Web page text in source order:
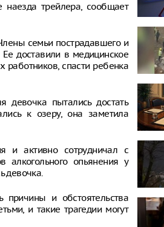
наезда трейлера, сообщает
семьи пострадавшего и
доставили в медицинское
спасти ребенка
девочка пытались достать
к озеру, она заметила
и активно сотрудничал с
алкогольного опьянения у
девочка.
причины и обстоятельства
и такие трагедии могут